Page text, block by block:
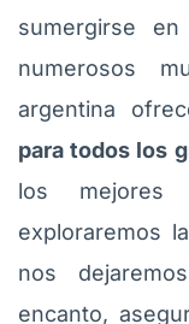
sumergirse
numerosos
argentina
para todos los
los mejores
exploraremos
nos
encanto,